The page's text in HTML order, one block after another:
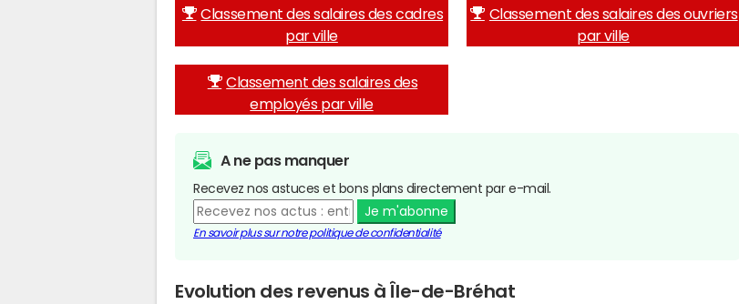
Classement des salaires des cadres
par ville
Classement des salaires des ouvriers
par ville
Classement des salaires des
employés par ville
A ne pas manquer
Recevez nos astuces et bons plans directement par e-mail.
Je m'abonne
En savoir plus sur notre politique de confidentialité
Evolution des revenus à Île-de-Bréhat